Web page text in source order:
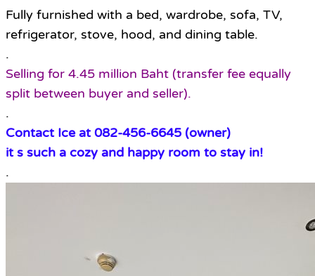
Fully furnished with a bed, wardrobe, sofa, TV,
refrigerator, stove, hood, and dining table.
.
Selling for 4.45 million Baht (transfer fee equally
split between buyer and seller).
.
Contact Ice at 082-456-6645 (owner)
it s such a cozy and happy room to stay in!
.